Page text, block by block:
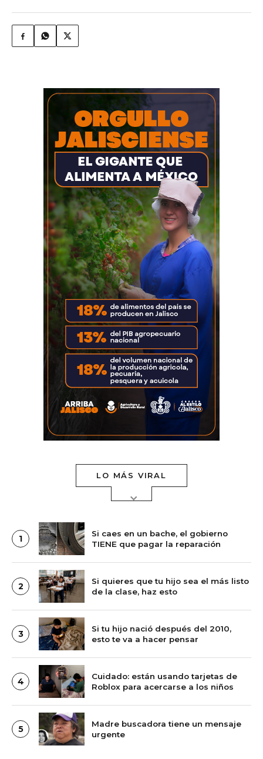
LO MÁS VIRAL
1
Si caes en un bache, el gobierno
TIENE que pagar la reparación
2
Si quieres que tu hijo sea el más listo
de la clase, haz esto
3
Si tu hijo nació después del 2010,
esto te va a hacer pensar
4
Cuidado: están usando tarjetas de
Roblox para acercarse a los niños
5
Madre buscadora tiene un mensaje
urgente